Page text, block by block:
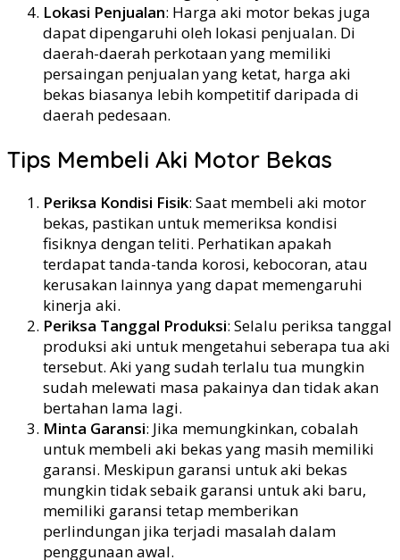
Lokasi Penjualan: Harga aki motor bekas juga
dapat dipengaruhi oleh lokasi penjualan. Di
daerah-daerah perkotaan yang memiliki
persaingan penjualan yang ketat, harga aki
bekas biasanya lebih kompetitif daripada di
daerah pedesaan.
Tips Membeli Aki Motor Bekas
Periksa Kondisi Fisik: Saat membeli aki motor
bekas, pastikan untuk memeriksa kondisi
fisiknya dengan teliti. Perhatikan apakah
terdapat tanda-tanda korosi, kebocoran, atau
kerusakan lainnya yang dapat memengaruhi
kinerja aki.
Periksa Tanggal Produksi: Selalu periksa tanggal
produksi aki untuk mengetahui seberapa tua aki
tersebut. Aki yang sudah terlalu tua mungkin
sudah melewati masa pakainya dan tidak akan
bertahan lama lagi.
Minta Garansi: Jika memungkinkan, cobalah
untuk membeli aki bekas yang masih memiliki
garansi. Meskipun garansi untuk aki bekas
mungkin tidak sebaik garansi untuk aki baru,
memiliki garansi tetap memberikan
perlindungan jika terjadi masalah dalam
penggunaan awal.